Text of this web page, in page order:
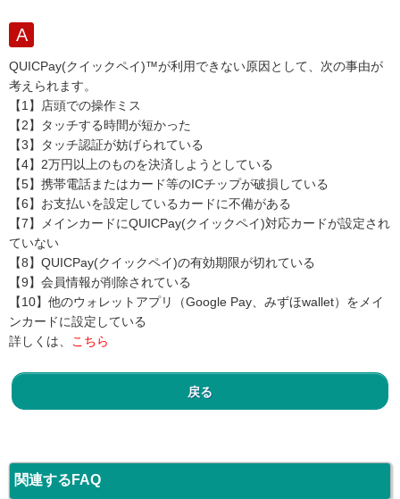
QUICPay(クイックペイ)™が利用できない原因として、次の事由が
考えられます。
【1】店頭での操作ミス
【2】タッチする時間が短かった
【3】タッチ認証が妨げられている
【4】2万円以上のものを決済しようとしている
【5】携帯電話またはカード等のICチップが破損している
【6】お支払いを設定しているカードに不備がある
【7】メインカードにQUICPay(クイックペイ)対応カードが設定され
ていない
【8】QUICPay(クイックペイ)の有効期限が切れている
【9】会員情報が削除されている
【10】他のウォレットアプリ（Google Pay、みずほwallet）をメイ
ンカードに設定している
詳しくは、 こちら
戻る
関連するFAQ